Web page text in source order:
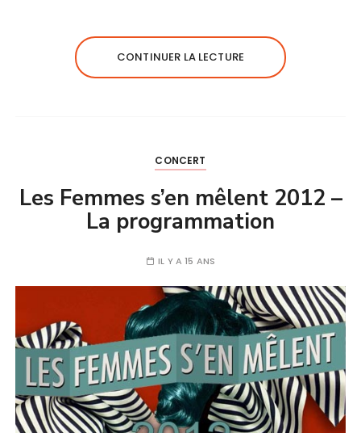
CONTINUER LA LECTURE
CONCERT
Les Femmes s’en mêlent 2012 –
La programmation
IL Y A 15 ANS